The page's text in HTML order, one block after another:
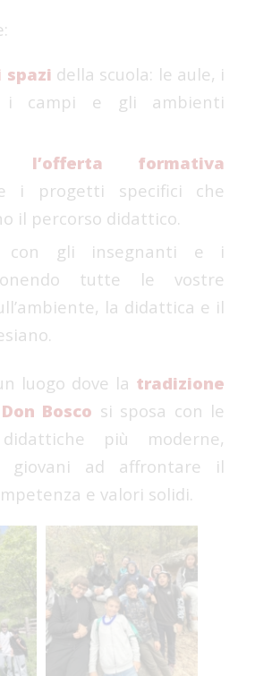
della scuola: le aule, i
i campi e gli ambienti
l’offerta formativa
i progetti specifici che
il percorso didattico.
con gli insegnanti e i
tutte le vostre
la didattica e il
luogo dove la tradizione
Bosco si sposa con le
più moderne,
giovani ad affrontare il
e valori solidi.